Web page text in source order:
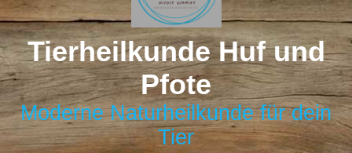
Tierheilkunde Huf und
Pfote
Moderne Naturheilkunde für dein
Tier